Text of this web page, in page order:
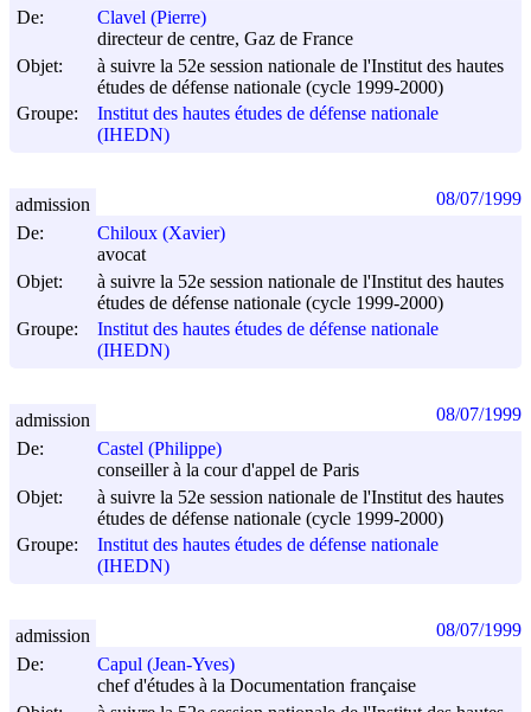
De:
Clavel (Pierre)
directeur de centre, Gaz de France
Objet:
à suivre la 52e session nationale de l'Institut des hautes
études de défense nationale (cycle 1999-2000)
Groupe:
Institut des hautes études de défense nationale
(IHEDN)
De:
Chiloux (Xavier)
avocat
Objet:
à suivre la 52e session nationale de l'Institut des hautes
études de défense nationale (cycle 1999-2000)
Groupe:
Institut des hautes études de défense nationale
(IHEDN)
admission 08/07/1999
De:
Castel (Philippe)
conseiller à la cour d'appel de Paris
Objet:
à suivre la 52e session nationale de l'Institut des hautes
études de défense nationale (cycle 1999-2000)
Groupe:
Institut des hautes études de défense nationale
(IHEDN)
admission 08/07/1999
De:
Capul (Jean-Yves)
chef d'études à la Documentation française
admission 08/07/1999